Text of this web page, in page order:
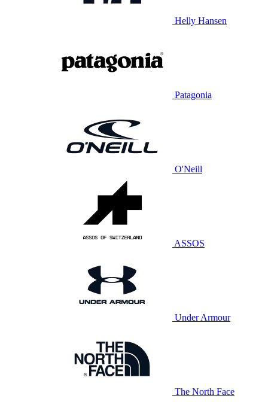
Helly Hansen
Patagonia
O'Neill
ASSOS
Under Armour
The North Face